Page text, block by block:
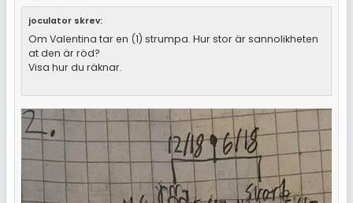
joculator skrev:
Om Valentina tar en (1) strumpa. Hur stor är sannolikheten
at den är röd?
Visa hur du räknar.